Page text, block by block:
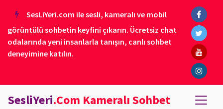
SesLiYeri.com ile sesli, kameralı ve mobil
görüntülü sohbetin keyfini çıkarın. Ücretsiz chat
odalarında yeni insanlarla tanışın, canlı sohbet
deneyimine katılın.
SesliYeri.Com Kameralı Sohbet